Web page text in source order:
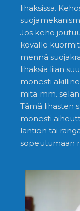
lihaksissa.
Jos keho
kovalle
mennä
lihaksia liian
monesti
mitä mm.
Tämä lihasten
monesti
lantion tai
sopeutumaan